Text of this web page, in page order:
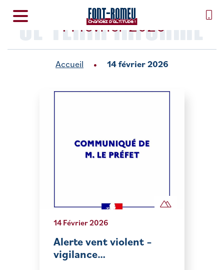
SE TENIR INFORMÉ
14 février 2026
Accueil 14 février 2026
14 Février 2026
Alerte vent violent –
vigilance…